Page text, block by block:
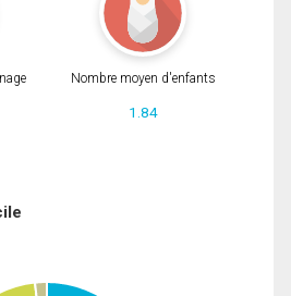
Nombre moyen d'enfants
1.84